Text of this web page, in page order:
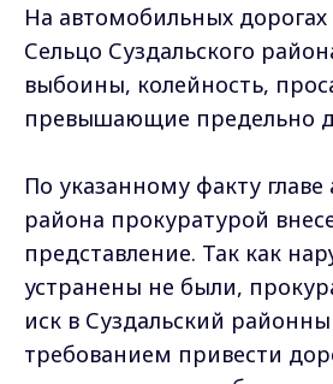
На автомобильных дорогах
Сельцо Суздальского
выбоины, колейность,
превышающие предельно
По указанному факту
района прокуратурой
представление. Так как
устранены не были,
иск в Суздальский
требованием привести